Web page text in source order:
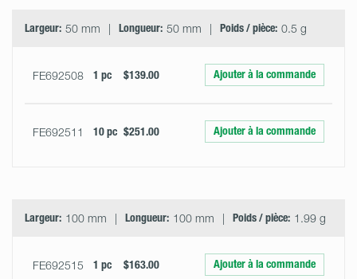
Largeur: 50 mm Longueur: 50 mm Poids / pièce: 0.5 g
FE692508 1 pc $139.00 Ajouter à la commande
FE692511 10 pc $251.00 Ajouter à la commande
Largeur: 100 mm Longueur: 100 mm Poids / pièce: 1.99 g
FE692515 1 pc $163.00 Ajouter à la commande